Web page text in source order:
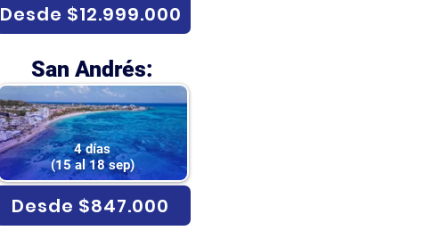
Desde $12.999.000
San Andrés:
4 días
(15 al 18 sep)
Desde $847.000